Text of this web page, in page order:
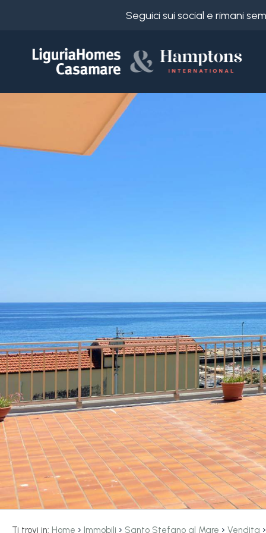
Seguici sui social e rimani
Ti trovi in: Home › Immobili › Santo Stefano al Mare › Vendita ›
La
Liguria
Ricerca
case
Blog
Contatti
Preferiti
(0)
Tipologia
-
multiscelta
Qualsiasi
Residenziali
Terreni